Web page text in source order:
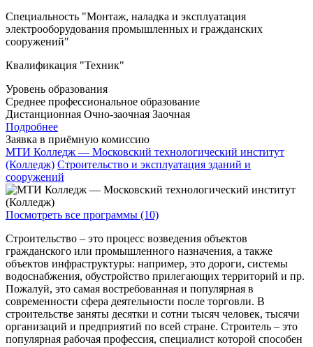
Специальность "Монтаж, наладка и эксплуатация
электрооборудования промышленных и гражданских
сооружений"
Квалификация "Техник"
Уровень образования
Среднее профессиональное образование
Дистанционная Очно-заочная Заочная
Подробнее
Заявка в приёмную комиссию
МТИ Колледж — Московский технологический институт
(Колледж) Строительство и эксплуатация зданий и
сооружений
Посмотреть все программы (10)
Строительство – это процесс возведения объектов
гражданского или промышленного назначения, а также
объектов инфраструктуры: например, это дороги, системы
водоснабжения, обустройство прилегающих территорий и пр.
Пожалуй, это самая востребованная и популярная в
современности сфера деятельности после торговли. В
строительстве заняты десятки и сотни тысяч человек, тысячи
организаций и предприятий по всей стране. Строитель – это
популярная рабочая профессия, специалист которой способен